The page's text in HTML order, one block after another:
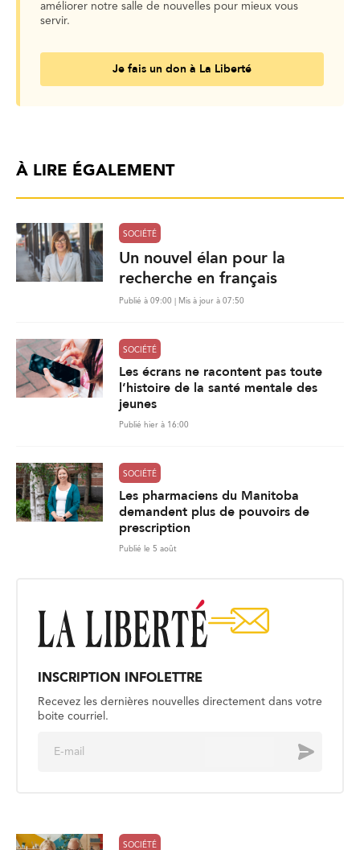
améliorer notre salle de nouvelles pour mieux vous
servir.
Je fais un don à La Liberté
À LIRE ÉGALEMENT
SOCIÉTÉ
Un nouvel élan pour la
recherche en français
Publié à 09:00 | Mis à jour à 07:50
SOCIÉTÉ
Les écrans ne racontent pas toute
l’histoire de la santé mentale des
jeunes
Publié hier à 16:00
SOCIÉTÉ
Les pharmaciens du Manitoba
demandent plus de pouvoirs de
prescription
Publié le 5 août
INSCRIPTION INFOLETTRE
Recevez les dernières nouvelles directement dans votre
boite courriel.
Envoyer
SOCIÉTÉ